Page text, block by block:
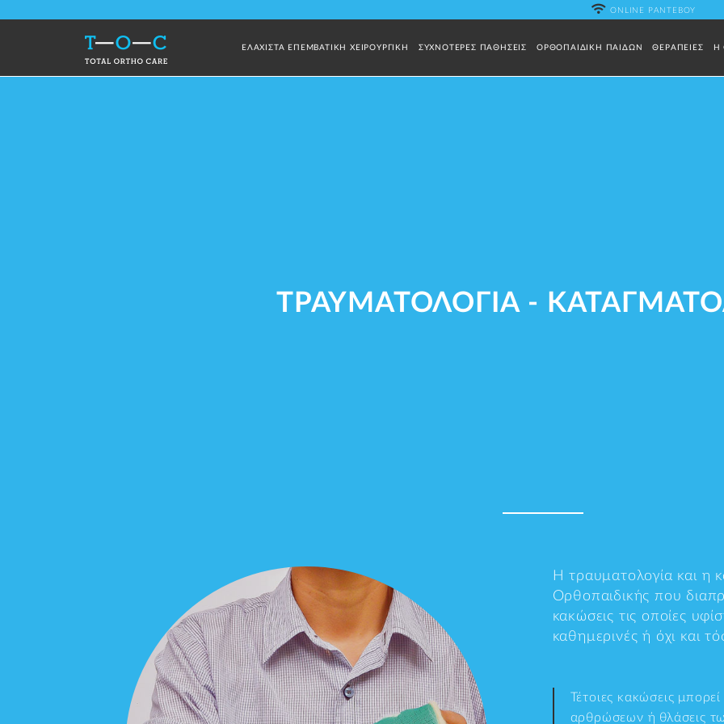
ONLINE ΡΑΝΤΕΒΟΥ
ΕΛΑΧΙΣΤΑ ΕΠΕΜΒΑΤΙΚΗ ΧΕΙΡΟΥΡΓΙΚΗ ΣΥΧΝΟΤΕΡΕΣ ΠΑΘΗΣΕΙΣ ΟΡΘΟΠΑΙΔΙΚΗ ΠΑΙΔΩΝ ΘΕΡΑΠΕΙΕΣ Η
ΤΡΑΥΜΑΤΟΛΟΓΙΑ -
Η τραυματολογία και η
Ορθοπαιδικής που
κακώσεις τις οποίες
καθημερινές ή όχι και
Τέτοιες κακώσεις
αρθρώσεων ή θλάσεις